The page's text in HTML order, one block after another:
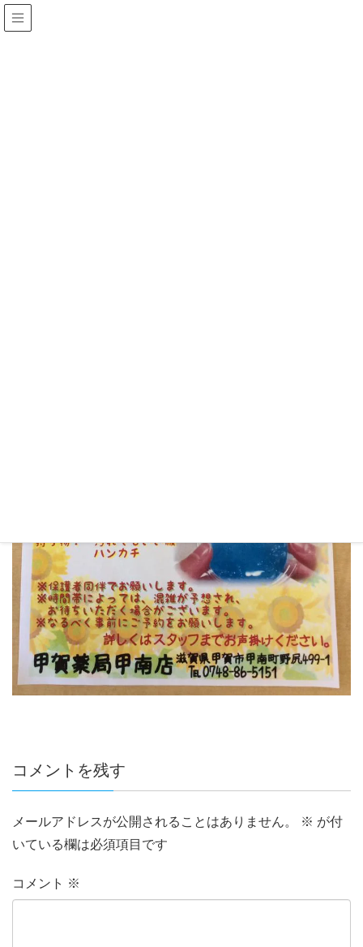
コメントを残す
メールアドレスが公開されることはありません。 ※ が付
いている欄は必須項目です
コメント ※